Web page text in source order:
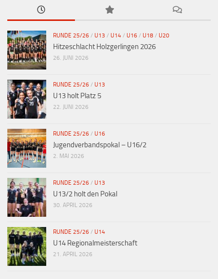
RUNDE 25/26 / U13 / U14 / U16 / U18 / U20
Hitzeschlacht Holzgerlingen 2026
26. JUNI 2026
RUNDE 25/26 / U13
U13 holt Platz 5
22. JUNI 2026
RUNDE 25/26 / U16
Jugendverbandspokal – U16/2
2. MAI 2026
RUNDE 25/26 / U13
U13/2 holt den Pokal
30. APRIL 2026
RUNDE 25/26 / U14
U14 Regionalmeisterschaft
21. APRIL 2026